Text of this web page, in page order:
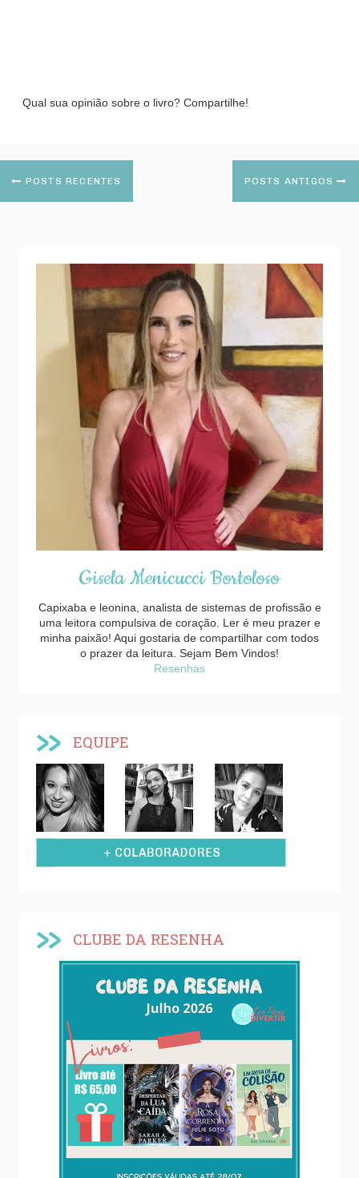
Qual sua opinião sobre o livro? Compartilhe!
POSTS RECENTES POSTS ANTIGOS
Gisela Menicucci Bortoloso
Capixaba e leonina, analista de sistemas de profissão e
uma leitora compulsiva de coração. Ler é meu prazer e
minha paixão! Aqui gostaria de compartilhar com todos
o prazer da leitura. Sejam Bem Vindos!
Resenhas
EQUIPE
CLUBE DA RESENHA